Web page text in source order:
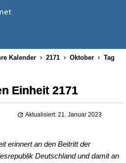
Kalender 2171 Oktober
Tag
Einheit 2171
Aktualisiert: 21. Januar 2023
erinnert an den Beitritt der
Deutschland und damit an